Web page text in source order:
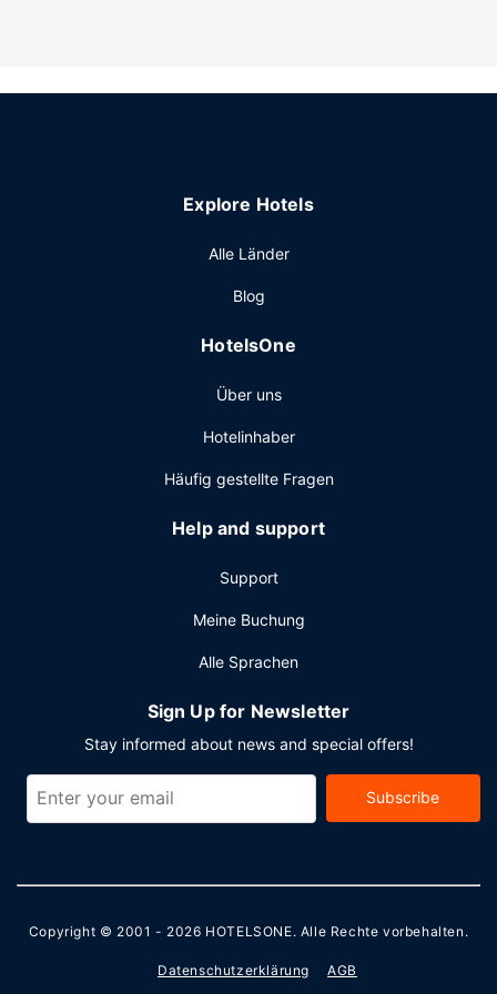
Für deine Freizeit steht Folgendes zur Verfügung:
Vor Ort gibt es Folgendes: begrenzte Parkplätze.
Explore Hotels
Alle Länder
Blog
HotelsOne
Über uns
Hotelinhaber
Häufig gestellte Fragen
Help and support
Support
Meine Buchung
Alle Sprachen
Sign Up for Newsletter
Stay informed about news and special offers!
Subscribe
Copyright © 2001 - 2026 HOTELSONE. Alle Rechte vorbehalten.
Datenschutzerklärung AGB